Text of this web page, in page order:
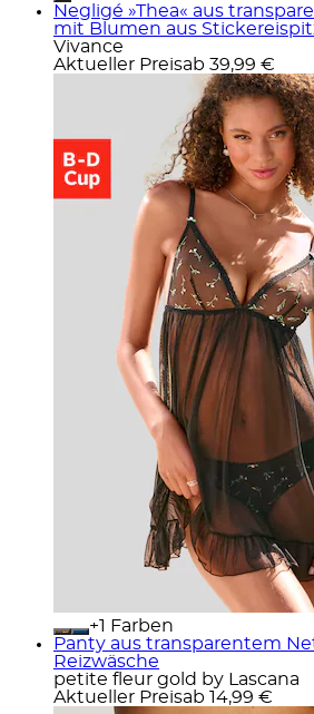
Negligé »Thea« aus
mit Blumen aus
Vivance
Aktueller Preisab 39,99 €
+
Farben
Panty aus transparentem
Reizwäsche
petite fleur gold by Lascana
Aktueller Preisab 14,99 €